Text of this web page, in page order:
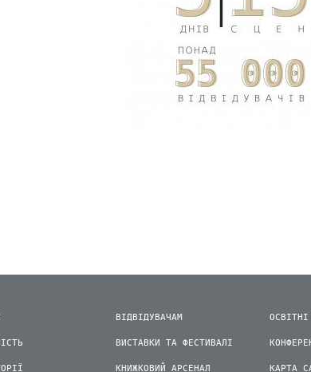
ВІДВІДУВАЧАМ
ВИСТАВКИ ТА ФЕСТИВАЛІ
КНИЖКОВИЙ АРСЕНАЛ КАРТА